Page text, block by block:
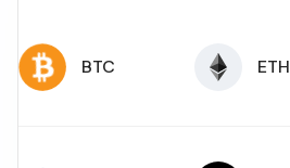
BTC ETH